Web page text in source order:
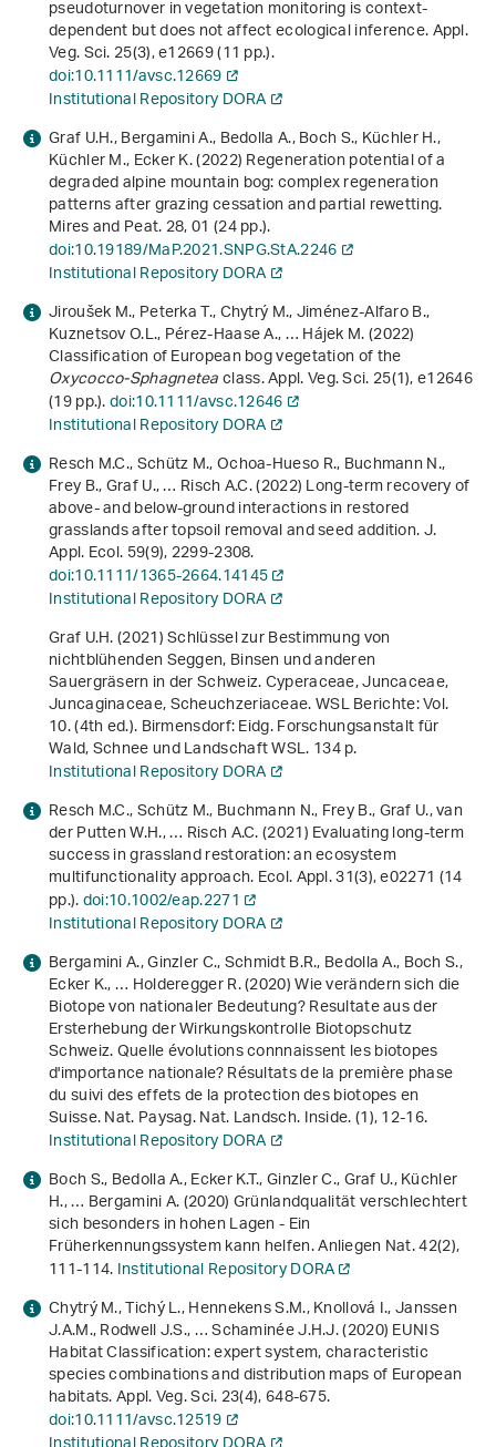
pseudoturnover in vegetation monitoring is context‐
dependent but does not affect ecological inference. Appl.
Veg. Sci.25(3), e12669 (11 pp.).
doi:10.1111/avsc.12669
Institutional Repository DORA
Graf U.H., Bergamini A., Bedolla A., Boch S., Küchler H.,
Küchler M., Ecker K. (2022) Regeneration potential of a
degraded alpine mountain bog: complex regeneration
patterns after grazing cessation and partial rewetting.
Mires and Peat.28, 01 (24 pp.).
doi:10.19189/MaP.2021.SNPG.StA.2246
Institutional Repository DORA
Jiroušek M., Peterka T., Chytrý M., Jiménez-Alfaro B.,
Kuznetsov O.L., Pérez-Haase A., … Hájek M. (2022)
Classification of European bog vegetation of the
Oxycocco-Sphagneteaclass. Appl. Veg. Sci.25(1), e12646
(19 pp.).doi:10.1111/avsc.12646
Institutional Repository DORA
Resch M.C., Schütz M., Ochoa-Hueso R., Buchmann N.,
Frey B., Graf U., … Risch A.C. (2022) Long-term recovery of
above- and below-ground interactions in restored
grasslands after topsoil removal and seed addition. J.
Appl. Ecol.59(9), 2299-2308.
doi:10.1111/1365-2664.14145
Institutional Repository DORA
Graf U.H. (2021)Schlüssel zur Bestimmung von
nichtblühenden Seggen, Binsen und anderen
Sauergräsern in der Schweiz. Cyperaceae, Juncaceae,
Juncaginaceae, Scheuchzeriaceae. WSL Berichte: Vol.
10. (4th ed.). Birmensdorf: Eidg. Forschungsanstalt für
Wald, Schnee und Landschaft WSL. 134 p.
Institutional Repository DORA
Resch M.C., Schütz M., Buchmann N., Frey B., Graf U., van
der Putten W.H., … Risch A.C. (2021) Evaluating long-term
success in grassland restoration: an ecosystem
multifunctionality approach. Ecol. Appl.31(3), e02271 (14
pp.).doi:10.1002/eap.2271
Institutional Repository DORA
Bergamini A., Ginzler C., Schmidt B.R., Bedolla A., Boch S.,
Ecker K., … Holderegger R. (2020) Wie verändern sich die
Biotope von nationaler Bedeutung? Resultate aus der
Ersterhebung der Wirkungskontrolle Biotopschutz
Schweiz. Quelle évolutions connnaissent les biotopes
d'importance nationale? Résultats de la première phase
du suivi des effets de la protection des biotopes en
Suisse. Nat. Paysag. Nat. Landsch. Inside. (1), 12-16.
Institutional Repository DORA
Boch S., Bedolla A., Ecker K.T., Ginzler C., Graf U., Küchler
H., … Bergamini A. (2020) Grünlandqualität verschlechtert
sich besonders in hohen Lagen - Ein
Früherkennungssystem kann helfen. Anliegen Nat.42(2),
111-114.Institutional Repository DORA
Chytrý M., Tichý L., Hennekens S.M., Knollová I., Janssen
J.A.M., Rodwell J.S., … Schaminée J.H.J. (2020) EUNIS
Habitat Classification: expert system, characteristic
species combinations and distribution maps of European
habitats. Appl. Veg. Sci.23(4), 648-675.
doi:10.1111/avsc.12519